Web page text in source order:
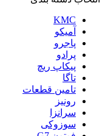
KMC
آمیکو
پاجرو
پرادو
پیکاپ ریچ
تاگا
تامین قطعات
رونیز
سرانزا
سوزوکی